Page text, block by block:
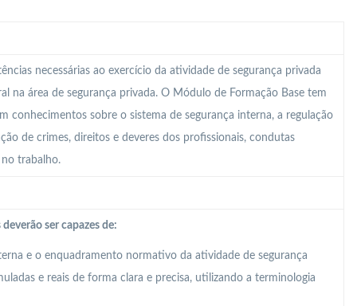
necessárias ao exercício da atividade de segurança privada
na área de segurança privada. O Módulo de Formação Base tem
conhecimentos sobre o sistema de segurança interna, a regulação
de crimes, direitos e deveres dos profissionais, condutas
no trabalho.
ser capazes de:
e o enquadramento normativo da atividade de segurança
e reais de forma clara e precisa, utilizando a terminologia